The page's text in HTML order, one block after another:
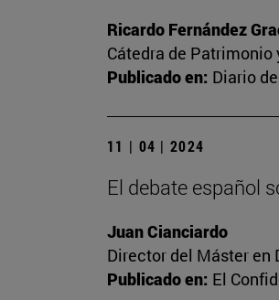
Ricardo Fernández
Cátedra de Patrimonio
Publicado en: Diario
11 | 04 | 2024
El debate español
Juan Cianciardo
Director del Máster en
Publicado en: El